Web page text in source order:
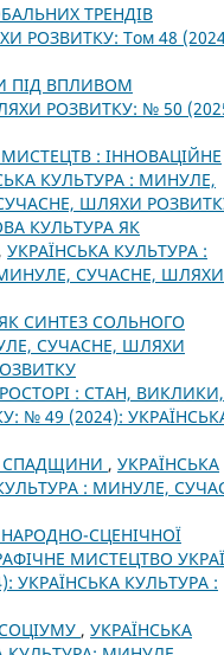
ТРЕНДІВ
РОЗВИТКУ: Том 48
ПІД ВПЛИВОМ
РОЗВИТКУ: № 50
: ІННОВАЦІЙНЕ
КУЛЬТУРА : МИНУЛЕ,
ШЛЯХИ
КУЛЬТУРА ЯК
, УКРАЇНСЬКА КУЛЬТУРА :
СУЧАСНЕ, ШЛЯХИ
СИНТЕЗ СОЛЬНОГО
СУЧАСНЕ, ШЛЯХИ
: СТАН, ВИКЛИКИ,
№ 49 (2024):
СПАДЩИНИ , УКРАЇНСЬКА
: МИНУЛЕ,
СЦЕНІЧНОЇ
МИСТЕЦТВО
УКРАЇНСЬКА КУЛЬТУРА :
, УКРАЇНСЬКА